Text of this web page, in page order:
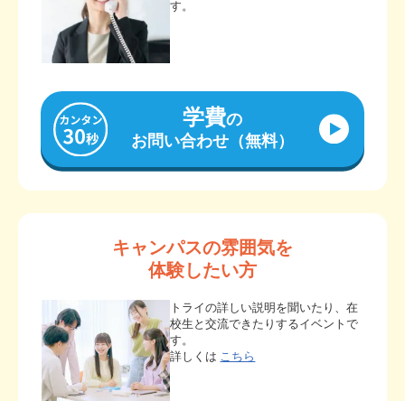
す。
学費の
お問い合わせ（無料）
キャンパスの雰囲気を
体験したい方
トライの詳しい説明を聞いたり、在
校生と交流できたりするイベントで
す。
詳しくは こちら